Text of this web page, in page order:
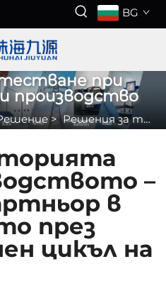
BG
при
производство
>Решения за тестване при проектиране и производство
–
в
през
цикъл на